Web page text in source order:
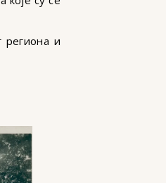
региона и